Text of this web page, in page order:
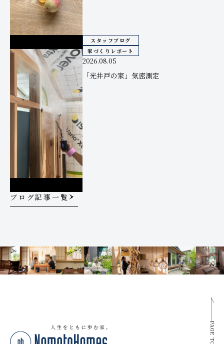
ブログ記事一覧
スタッフブログ
家づくりレポート
2026.08.05
「光井戸の家」気密測定
PAGE TOP